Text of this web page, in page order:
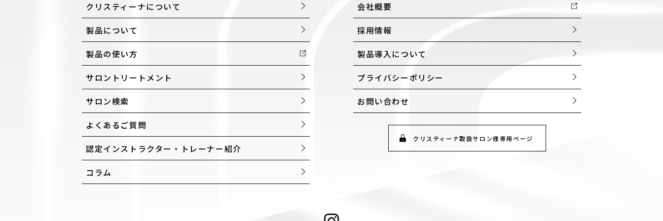
クリスティーナについて
製品について
製品の使い方
サロントリートメント
サロン検索
よくあるご質問
認定インストラクター・トレーナー紹介
コラム
会社概要
採用情報
製品導入について
プライバシーポリシー
お問い合わせ
クリスティーナ取扱サロン様専用ページ